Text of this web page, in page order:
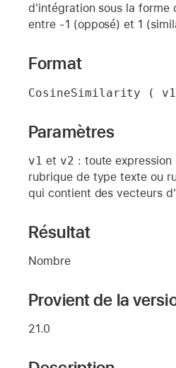
d'intégration sous la forme
entre -1 (opposé) et 1
Format
CosineSimilarity (
Paramètres
v1 et v2 : toute
rubrique de type texte ou
qui contient des vecteurs
Résultat
Nombre
Provient de la
21.0